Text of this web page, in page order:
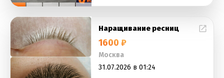
Наращивание ресниц
1600 ₽
Москва
31.07.2026 в 01:24